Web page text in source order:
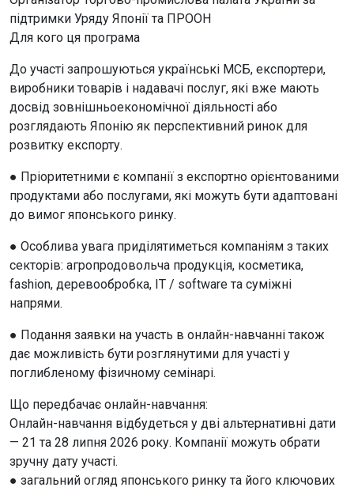
підтримки Уряду Японії та ПРООН
Для кого ця програма
До участі запрошуються українські МСБ, експортери,
виробники товарів і надавачі послуг, які вже мають
досвід зовнішньоекономічної діяльності або
розглядають Японію як перспективний ринок для
розвитку експорту.
● Пріоритетними є компанії з експортно орієнтованими
продуктами або послугами, які можуть бути адаптовані
до вимог японського ринку.
● Особлива увага приділятиметься компаніям з таких
секторів: агропродовольча продукція, косметика,
fashion, деревообробка, IT / software та суміжні
напрями.
● Подання заявки на участь в онлайн-навчанні також
дає можливість бути розглянутими для участі у
поглибленому фізичному семінарі.
Що передбачає онлайн-навчання:
Онлайн-навчання відбудеться у дві альтернативні дати
— 21 та 28 липня 2026 року. Компанії можуть обрати
зручну дату участі.
● загальний огляд японського ринку та його ключових